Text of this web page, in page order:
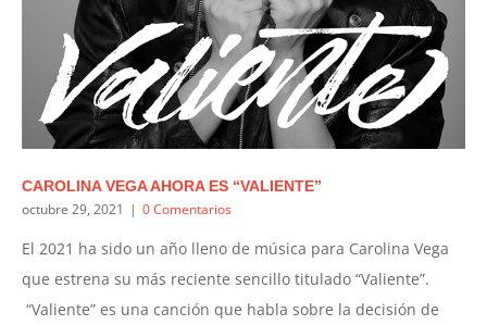
CAROLINA VEGA AHORA ES “VALIENTE”
octubre 29, 2021 | 0 Comentarios
​​El 2021 ha sido un año lleno de música para Carolina Vega
que estrena su más reciente sencillo titulado “Valiente”.
“Valiente” es una canción que habla sobre la decisión de